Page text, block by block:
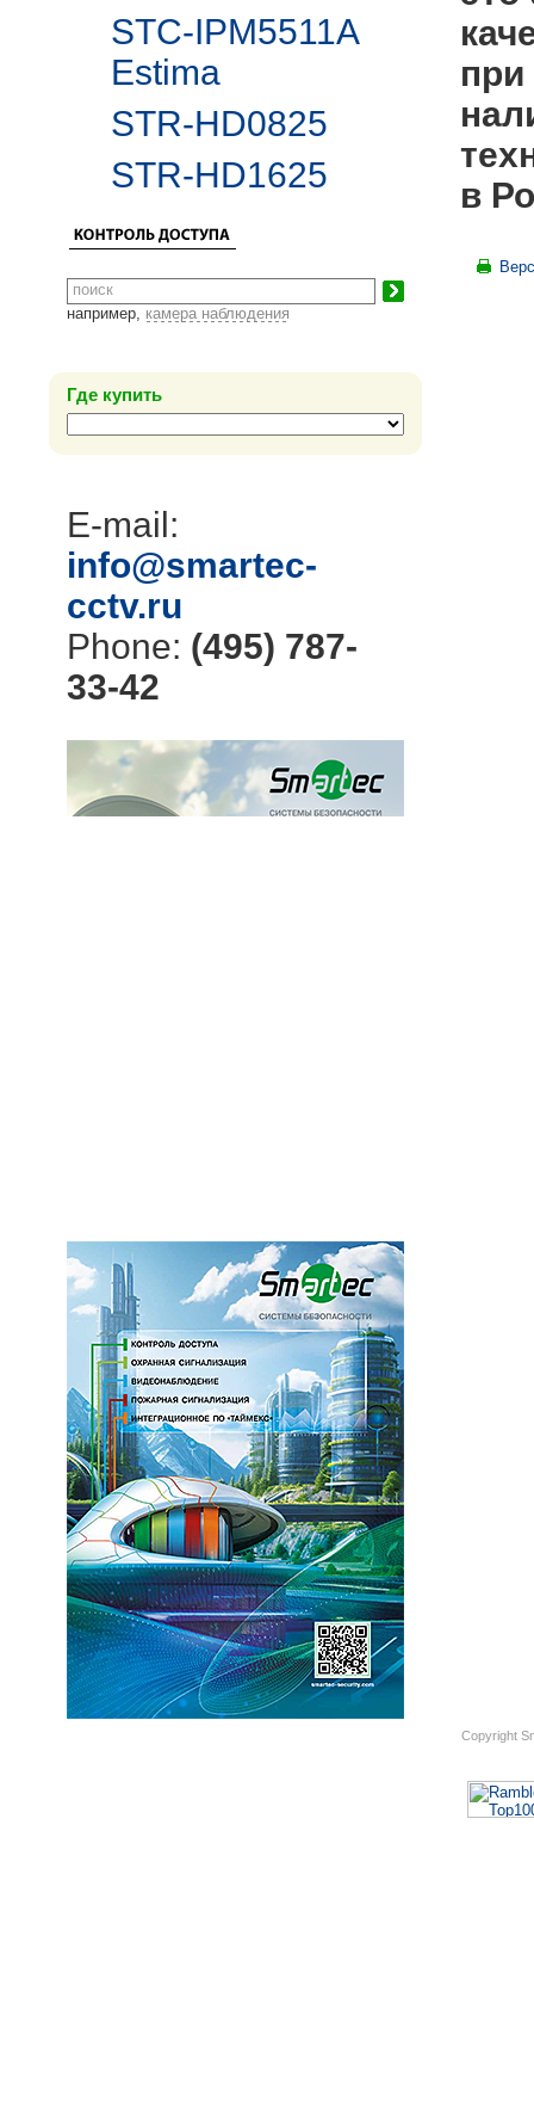
STC-IPM5511A
Estima
STR-HD0825
STR-HD1625
например, камера наблюдения
Где купить
E-mail:
info@smartec-
cctv.ru
Phone: (495) 787-
33-42
при
в
Copyright